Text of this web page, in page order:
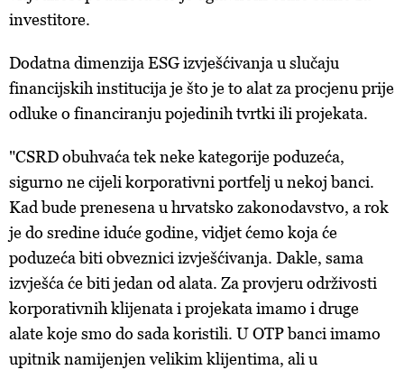
investitore.
Dodatna dimenzija ESG izvješćivanja u slučaju
financijskih institucija je što je to alat za procjenu prije
odluke o financiranju pojedinih tvrtki ili projekata.
"CSRD obuhvaća tek neke kategorije poduzeća,
sigurno ne cijeli korporativni portfelj u nekoj banci.
Kad bude prenesena u hrvatsko zakonodavstvo, a rok
je do sredine iduće godine, vidjet ćemo koja će
poduzeća biti obveznici izvješćivanja. Dakle, sama
izvješća će biti jedan od alata. Za provjeru održivosti
korporativnih klijenata i projekata imamo i druge
alate koje smo do sada koristili. U OTP banci imamo
upitnik namijenjen velikim klijentima, ali u